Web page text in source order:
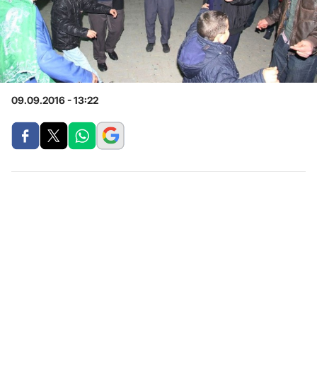
09.09.2016 - 13:22